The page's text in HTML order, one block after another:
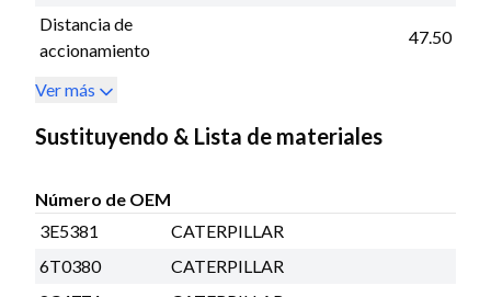
Distancia de
accionamiento
47.50
Ver más
Sustituyendo & Lista de materiales
Número de OEM
3E5381
CATERPILLAR
6T0380
CATERPILLAR